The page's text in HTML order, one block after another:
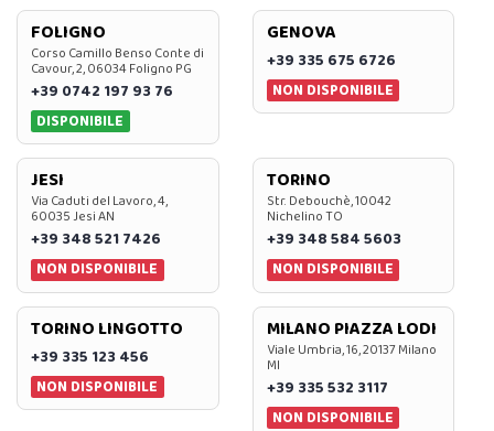
FOLIGNO
Corso Camillo Benso Conte di
Cavour, 2, 06034 Foligno PG
+39 0742 197 93 76
DISPONIBILE
GENOVA
+39 335 675 6726
NON DISPONIBILE
JESI
Via Caduti del Lavoro, 4,
60035 Jesi AN
+39 348 521 7426
NON DISPONIBILE
TORINO
Str. Debouchè, 10042
Nichelino TO
+39 348 584 5603
NON DISPONIBILE
TORINO LINGOTTO
+39 335 123 456
NON DISPONIBILE
MILANO PIAZZA LODI
Viale Umbria, 16, 20137 Milano
MI
+39 335 532 3117
NON DISPONIBILE